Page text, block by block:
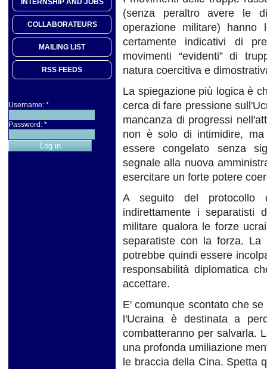
INTERNSHIP AND JOBS
COLLABORATEURS
MAILING LIST
RSS FEEDS
Username: *
Password: *
(senza peraltro avere le
operazione militare)
certamente indicativi di
movimenti “evidenti” di
natura coercitiva e
La spiegazione più logica è
cerca di fare pressione
mancanza di progressi
non è solo di intimidire,
essere congelato senza
segnale alla nuova
esercitare un forte potere
A seguito del protocollo
indirettamente i separatisti
militare qualora le forze
separatiste con la forza. La
potrebbe quindi essere
responsabilità diplomatica
accettare.
E' comunque scontato che
l'Ucraina è destinata a
combatteranno per salvarla.
una profonda umiliazione
le braccia della Cina. Spetta